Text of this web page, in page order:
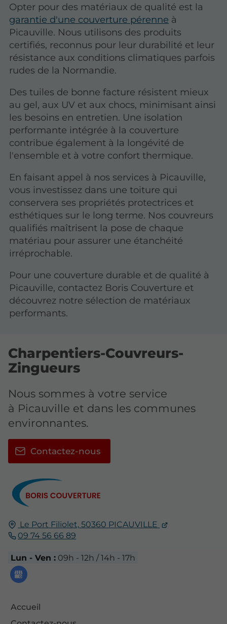
Opter pour des matériaux de qualité est la
garantie d'une couverture pérenne à
Picauville. Nous utilisons des produits
certifiés, reconnus pour leur durabilité et leur
résistance aux conditions climatiques parfois
rudes de la Normandie.
Des tuiles de bonne facture résistent mieux
au gel, aux UV et aux chocs, minimisant ainsi
les besoins en entretien. Une isolation
performante intégrée à la couverture
contribue également à la longévité de
l'ensemble et à votre confort thermique.
En faisant appel à nos services à Picauville,
vous investissez dans une toiture qui
conservera ses propriétés protectrices et
esthétiques sur le long terme. Nos couvreurs
qualifiés maîtrisent la pose de chaque
matériau pour assurer une étanchéité
irréprochable.
Pour une couverture durable et de qualité à
Picauville, contactez Boris Couverture et
découvrez notre sélection de matériaux
performants.
Le Port Filiolet, 50360 PICAUVILLE
09 74 56 66 89
Lun - Ven : 09h - 12h / 14h - 17h
Accueil
Charpentiers-Couvreurs-
Zingueurs
Nous sommes à votre service
à Picauville et dans les communes
environnantes.
Contactez-nous